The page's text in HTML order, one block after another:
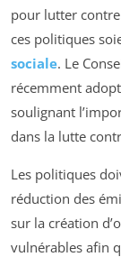
pour lutter
ces politiques
sociale. Le
récemment
soulignant
dans la lutte
Les politiques
réduction des
sur la création
vulnérables afin